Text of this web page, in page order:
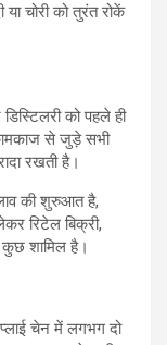
चोरी को तुरंत रोकें
को पहले ही
से जुड़े सभी
रखती है।
की शुरुआत है,
रिटेल बिक्री,
शामिल है।
चेन में लगभग दो